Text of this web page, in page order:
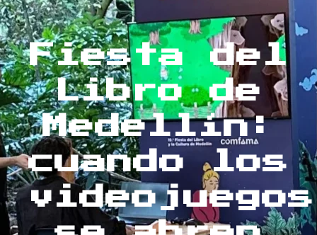
Fiesta del
Libro de
Medellín:
cuando los
videojuegos